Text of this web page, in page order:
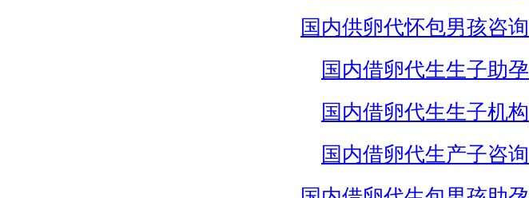
国内供卵代怀包男孩咨询
国内借卵代生生子助孕
国内借卵代生生子机构
国内借卵代生产子咨询